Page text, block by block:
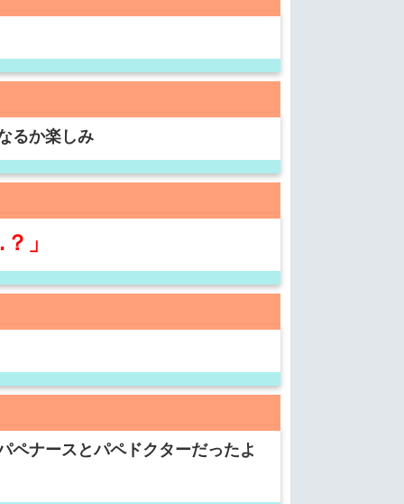
るか楽しみ
」
ペナースとパペドクターだったよ